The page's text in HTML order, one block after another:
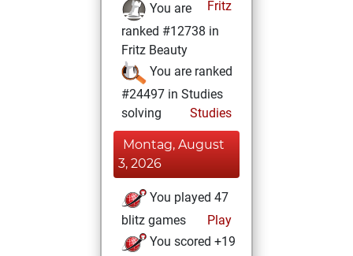
Fritz
You are
ranked #12738 in
Fritz Beauty
You are ranked
#24497 in Studies
solving
Studies
Montag, August
3, 2026
You played 47
blitz games
Play
You scored +19